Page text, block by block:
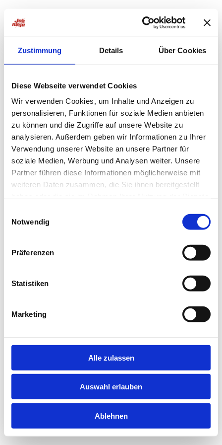
Zustimmung Details Über Cookies
Diese Webseite verwendet Cookies
Wir verwenden Cookies, um Inhalte und Anzeigen zu
personalisieren, Funktionen für soziale Medien anbieten
zu können und die Zugriffe auf unsere Website zu
analysieren. Außerdem geben wir Informationen zu Ihrer
Verwendung unserer Website an unsere Partner für
soziale Medien, Werbung und Analysen weiter. Unsere
Partner führen diese Informationen möglicherweise mit
weiteren Daten zusammen, die Sie ihnen bereitgestellt
Notwendig
Präferenzen
Statistiken
Marketing
Alle zulassen
Auswahl erlauben
Ablehnen
loadingjobninja.com
for more